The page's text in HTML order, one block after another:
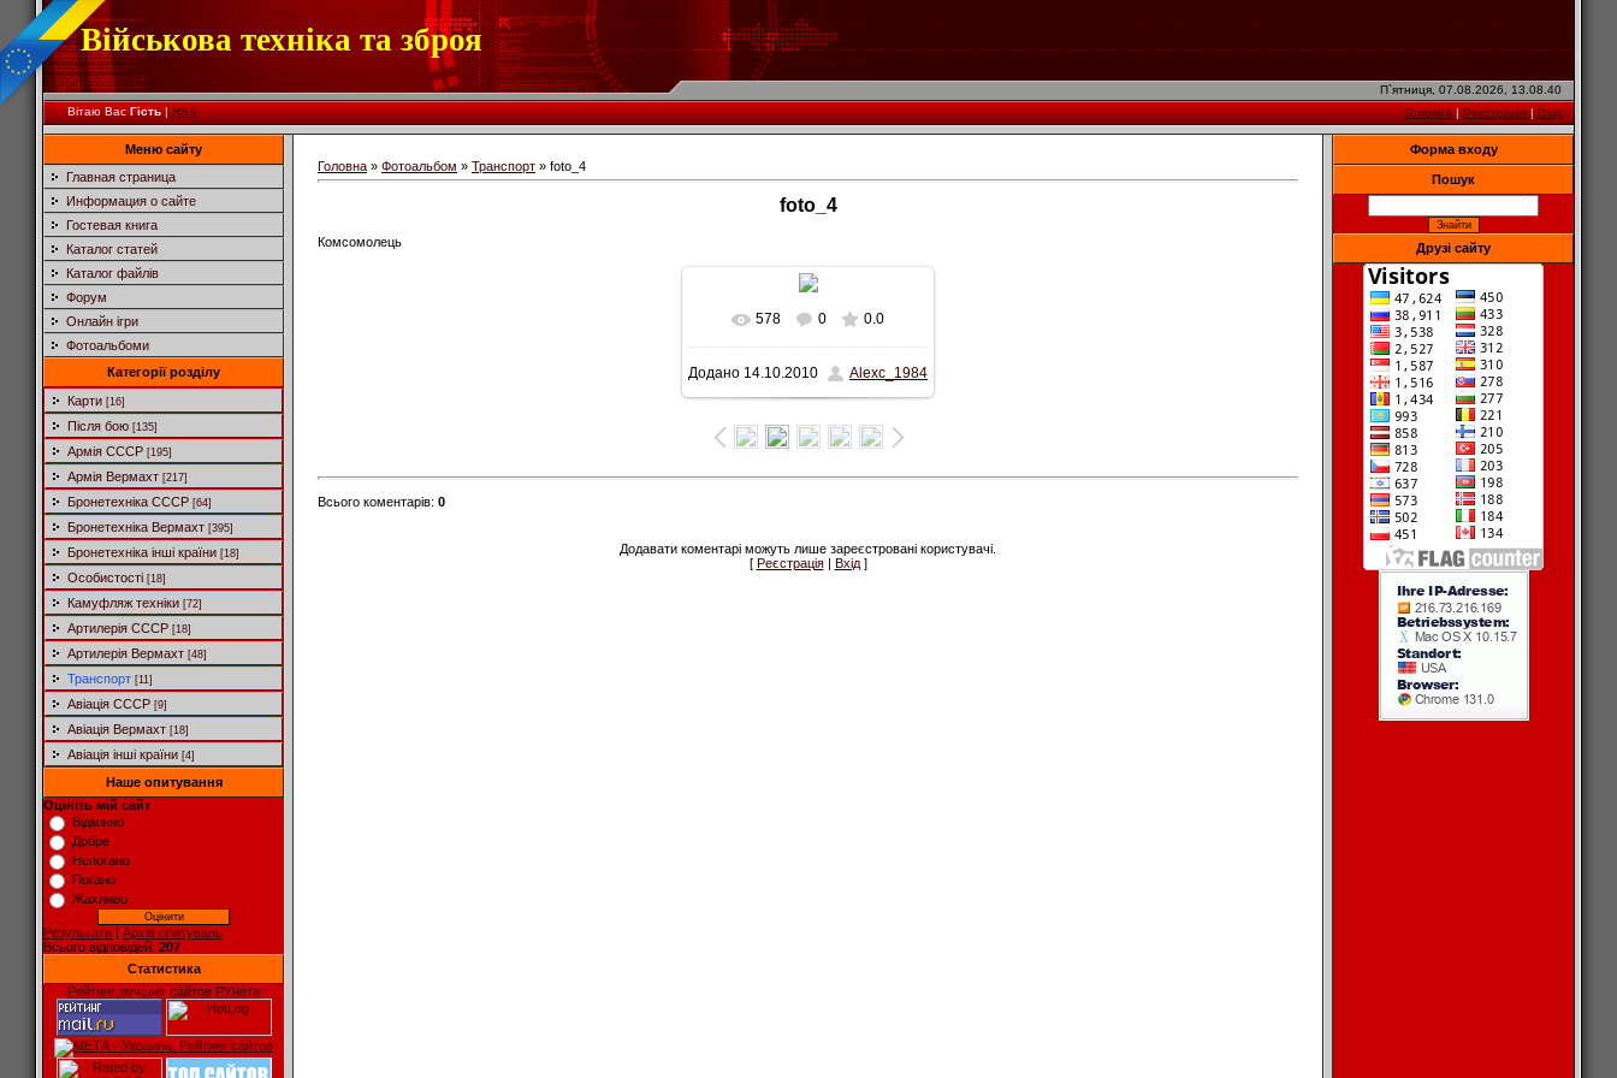
Військова техніка та зброя
П`ятниця, 07.08.2026, 13.08.40
Вітаю Вас Гість|RSS Головна|Реєстрація|Вхід
Меню сайту
Главная страница
Информация о сайте
Гостевая книга
Каталог статей
Каталог файлів
Форум
Онлайн ігри
Фотоальбоми
Категорії розділу
Карти [16]
Після бою [135]
Армія СССР [195]
Армія Вермахт [217]
Бронетехніка СССР [64]
Бронетехніка Вермахт [395]
Бронетехніка інші країни [18]
Особистості [18]
Камуфляж техніки [72]
Артилерія СССР [18]
Артилерія Вермахт [48]
Транспорт [11]
Авіація СССР [9]
Авіація Вермахт [18]
Авіація інші країни [4]
Наше опитування
Оцініть мій сайт
Відмінно
Добре
Непогано
Погано
Жахливо
Результати | Архів опитувань
Всього відповідей: 207
Статистика
Рейтинг лучших сайтов РУнета
Головна » Фотоальбом » Транспорт » foto_4
foto_4
Комсомолець
У реальному розмірі
508x324/ 50.5Kb
578 0 0.0
Додано 14.10.2010 Alexc_1984
Всього коментарів: 0
Додавати коментарі можуть лише зареєстровані користувачі.
[ Реєстрація| Вхід]
Форма входу
Пошук
Друзі сайту